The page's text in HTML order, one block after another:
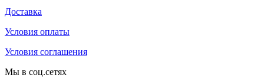
Доставка
Условия оплаты
Условия соглашения
Мы в соц.сетях